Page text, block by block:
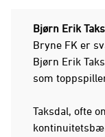
Bjørn Erik
Bryne FK er
Bjørn Erik
som
Taksdal, ofte